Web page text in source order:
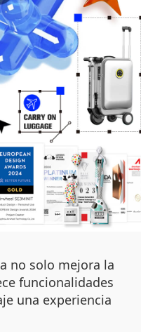
no solo mejora la
funcionalidades
una experiencia